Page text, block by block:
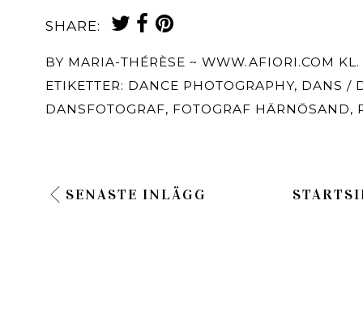
SHARE:
BY MARIA-THÉRÈSE ~ WWW.AFIORI.COM KL.
ETIKETTER: DANCE PHOTOGRAPHY, DANS /
DANSFOTOGRAF, FOTOGRAF HÄRNÖSAND,
SENASTE INLÄGG